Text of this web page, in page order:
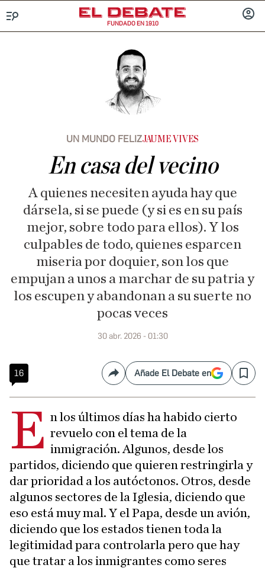
FUNDADO EN 1910
UN MUNDO FELIZJAUME VIVES
En casa del vecino
A quienes necesiten ayuda hay que
dársela, si se puede (y si es en su país
mejor, sobre todo para ellos). Y los
culpables de todo, quienes esparcen
miseria por doquier, son los que
empujan a unos a marchar de su patria y
los escupen y abandonan a su suerte no
pocas veces
30 abr. 2026 - 01:30
16 CompartirAñade El Debate en Save
E n los últimos días ha habido cierto
revuelo con el tema de la
inmigración. Algunos, desde los
partidos, diciendo que quieren restringirla y
dar prioridad a los autóctonos. Otros, desde
algunos sectores de la Iglesia, diciendo que
eso está muy mal. Y el Papa, desde un avión,
diciendo que los estados tienen toda la
legitimidad para controlarla pero que hay
que tratar a los inmigrantes como seres